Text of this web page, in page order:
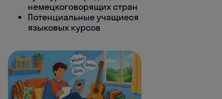
немецкоговорящих стран
Потенциальные учащиеся
языковых курсов